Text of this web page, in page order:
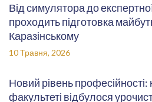
Від симулятора до
проходить підготовка
Каразінському
10 Травня, 2026
Новий рівень професійності:
факультеті відбулося